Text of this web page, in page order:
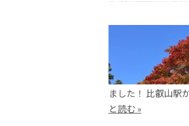
ました！ 比叡山駅
と読む »